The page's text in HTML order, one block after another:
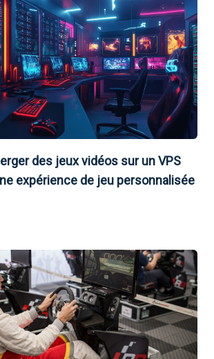
des jeux vidéos sur un VPS
expérience de jeu personnalisée